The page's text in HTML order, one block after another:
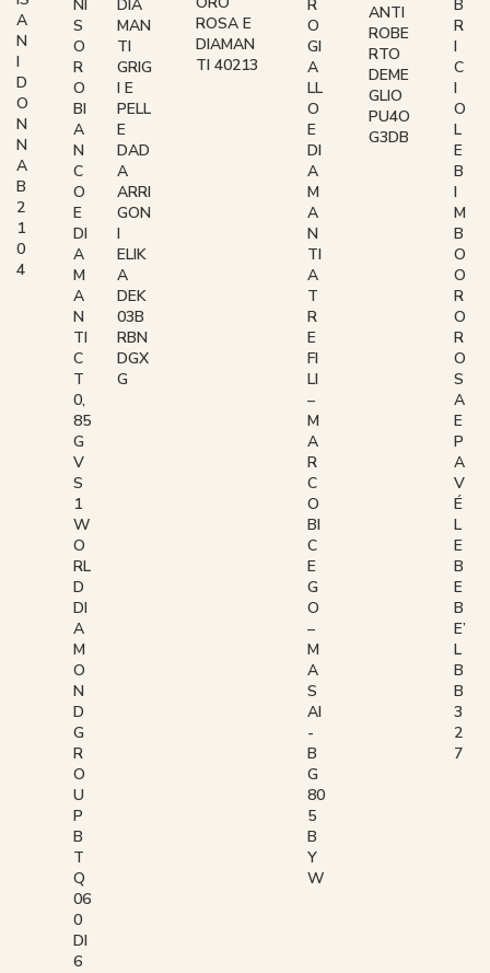
A
N
I
D
O
N
N
A
B
2
1
0
4
NI
S
O
R
O
BI
A
N
C
O
E
DI
A
M
A
N
TI
C
T
0,
85
G
V
S
1
W
O
RL
D
DI
A
M
O
N
D
G
R
O
U
P
B
T
Q
06
0
DI
6
DIA
MAN
TI
GRIG
I E
PELL
E
DAD
A
ARRI
GON
I
ELIK
A
DEK
03B
RBN
DGX
G
ROSA E
DIAMAN
TI 40213
R
O
GI
A
LL
O
E
DI
A
M
A
N
TI
A
T
R
E
FI
LI
–
M
A
R
C
O
BI
C
E
G
O
–
M
A
S
AI
-
B
G
80
5
B
Y
W
ANTI
ROBE
RTO
DEME
GLIO
PU4O
G3DB
B
R
I
C
I
O
L
E
B
I
M
B
O
O
R
O
R
O
S
A
E
P
A
V
É
L
E
B
E
B
E’
L
B
B
3
2
7